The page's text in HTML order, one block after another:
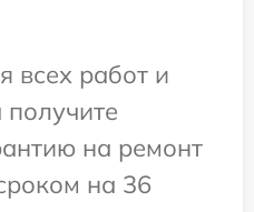
всех работ и
на ремонт
на 36